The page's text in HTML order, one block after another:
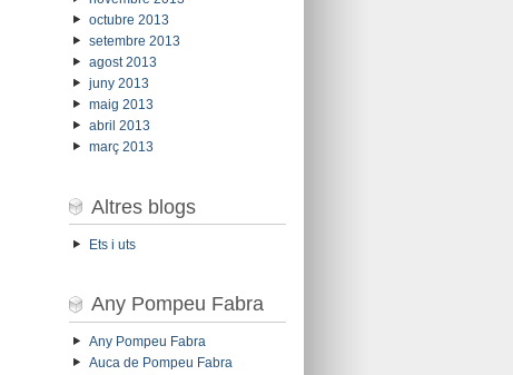
octubre 2013
setembre 2013
agost 2013
juny 2013
maig 2013
abril 2013
març 2013
Altres blogs
Ets i uts
Any Pompeu Fabra
Any Pompeu Fabra
Auca de Pompeu Fabra